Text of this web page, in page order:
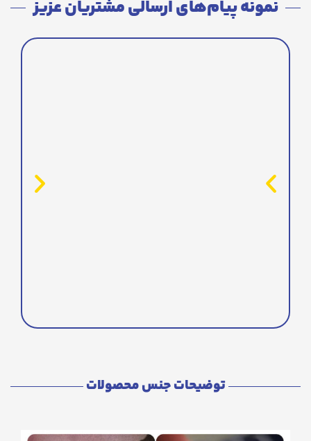
نمونه پیام‌های ارسالی مشتریان عزیز
توضیحات جنس محصولات